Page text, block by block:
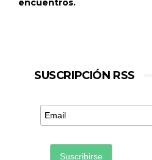
encuentros.
SUSCRIPCIÓN RSS